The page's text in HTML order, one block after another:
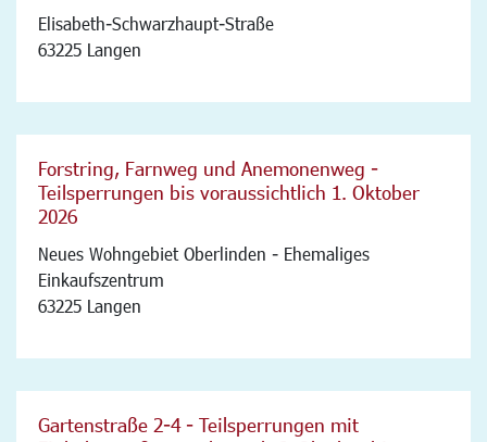
Elisabeth-Schwarzhaupt-Straße
63225 Langen
Forstring, Farnweg und Anemonenweg -
Teilsperrungen bis voraussichtlich 1. Oktober
2026
Neues Wohngebiet Oberlinden - Ehemaliges
Einkaufszentrum
63225 Langen
Gartenstraße 2-4 - Teilsperrungen mit